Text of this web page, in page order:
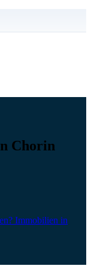
Chorin
Immobilien in